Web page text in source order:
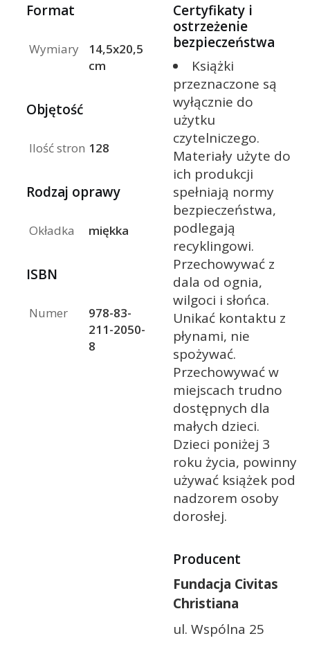
Format
Wymiary
14,5x20,5
cm
Objętość
Ilość stron 128
Rodzaj oprawy
Okładka miękka
ISBN
Numer
978-83-
211-2050-
8
Certyfikaty i
ostrzeżenie
bezpieczeństwa
Książki
przeznaczone są
wyłącznie do
użytku
czytelniczego.
Materiały użyte do
ich produkcji
spełniają normy
bezpieczeństwa,
podlegają
recyklingowi.
Przechowywać z
dala od ognia,
wilgoci i słońca.
Unikać kontaktu z
płynami, nie
spożywać.
Przechowywać w
miejscach trudno
dostępnych dla
małych dzieci.
Dzieci poniżej 3
roku życia, powinny
używać książek pod
nadzorem osoby
dorosłej.
Producent
Fundacja Civitas
Christiana
ul. Wspólna 25